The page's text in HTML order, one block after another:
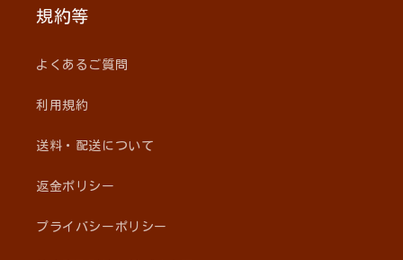
規約等
よくあるご質問
利用規約
送料・配送について
返金ポリシー
プライバシーポリシー